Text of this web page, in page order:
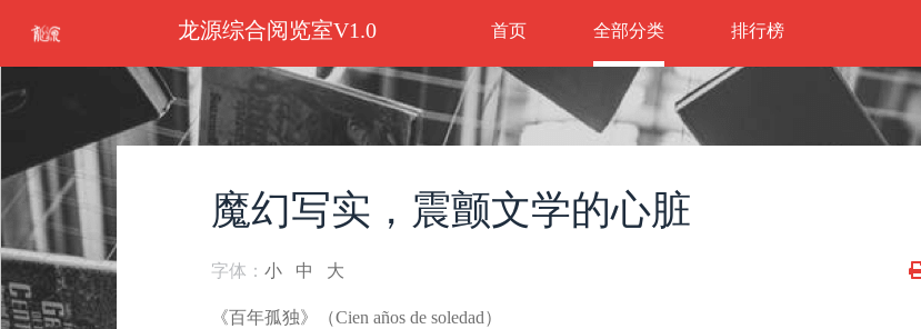
龙源综合阅览室V1.0 首页 全部分类 排行榜
魔幻写实，震颤文学的心脏
字体：小 中 大
《百年孤独》（Cien años de soledad）